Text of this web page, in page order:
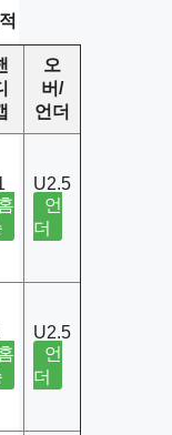
오
버/
언더
U2.5
언
더
U2.5
언
더